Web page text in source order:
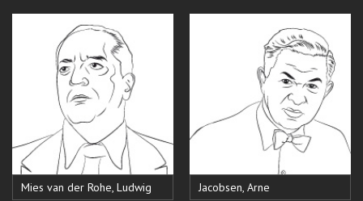
Mies van der Rohe, Ludwig Jacobsen, Arne